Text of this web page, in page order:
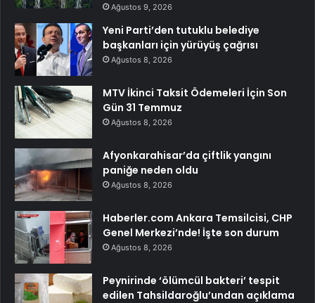
Ağustos 9, 2026
Yeni Parti’den tutuklu belediye
başkanları için yürüyüş çağrısı
Ağustos 8, 2026
MTV İkinci Taksit Ödemeleri İçin Son
Gün 31 Temmuz
Ağustos 8, 2026
Afyonkarahisar’da çiftlik yangını
paniğe neden oldu
Ağustos 8, 2026
Haberler.com Ankara Temsilcisi, CHP
Genel Merkezi’nde! İşte son durum
Ağustos 8, 2026
Peynirinde ‘ölümcül bakteri’ tespit
edilen Tahsildaroğlu’undan açıklama